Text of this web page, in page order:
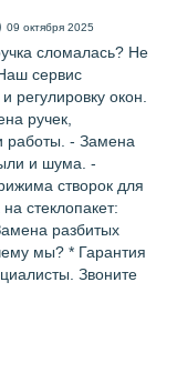
09 октября 2025
сломалась? Не
сервис
регулировку окон.
ручек,
работы. - Замена
и шума. -
створок для
стеклопакет:
разбитых
мы? * Гарантия
Звоните